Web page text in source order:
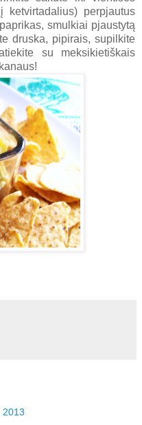
perpjautus
smulkiai pjaustytą
druska, pipirais, supilkite
su meksikietiškais
2013